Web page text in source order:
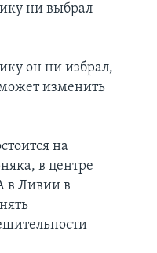
ни выбрал
он ни избрал,
изменить
на
в центре
в Ливии в